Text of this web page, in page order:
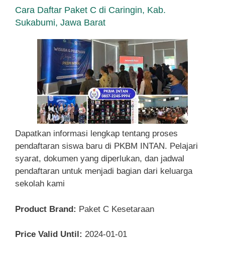
Cara Daftar Paket C di Caringin, Kab.
Sukabumi, Jawa Barat
Dapatkan informasi lengkap tentang proses
pendaftaran siswa baru di PKBM INTAN. Pelajari
syarat, dokumen yang diperlukan, dan jadwal
pendaftaran untuk menjadi bagian dari keluarga
sekolah kami
Product Brand: Paket C Kesetaraan
Price Valid Until: 2024-01-01